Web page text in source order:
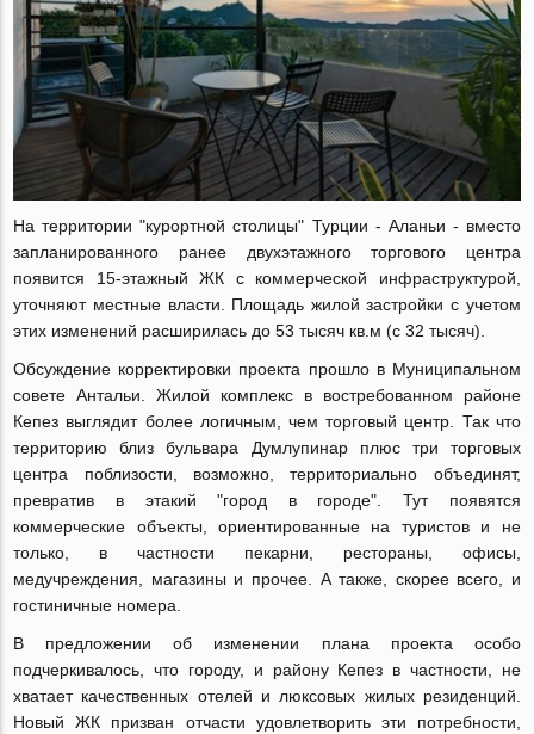
На территории "курортной столицы" Турции - Аланьи - вместо
запланированного ранее двухэтажного торгового центра
появится 15-этажный ЖК с коммерческой инфраструктурой,
уточняют местные власти. Площадь жилой застройки с учетом
этих изменений расширилась до 53 тысяч кв.м (с 32 тысяч).
Обсуждение корректировки проекта прошло в Муниципальном
совете Антальи. Жилой комплекс в востребованном районе
Кепез выглядит более логичным, чем торговый центр. Так что
территорию близ бульвара Думлупинар плюс три торговых
центра поблизости, возможно, территориально объединят,
превратив в этакий "город в городе". Тут появятся
коммерческие объекты, ориентированные на туристов и не
только, в частности пекарни, рестораны, офисы,
медучреждения, магазины и прочее. А также, скорее всего, и
гостиничные номера.
В предложении об изменении плана проекта особо
подчеркивалось, что городу, и району Кепез в частности, не
хватает качественных отелей и люксовых жилых резиденций.
Новый ЖК призван отчасти удовлетворить эти потребности,